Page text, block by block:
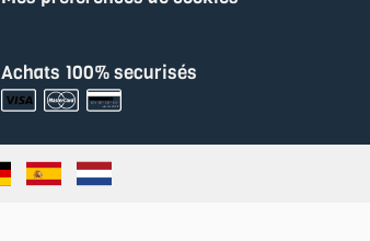
Achats 100% securisés